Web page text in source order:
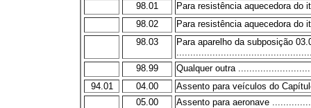
98.01
Para resistência aquecedora do
98.02
Para resistência aquecedora do
98.03
Para aparelho da subposição
98.99
Qualquer outra
94.01
04.00
Assento para veículos do
05.00
Assento para aeronave